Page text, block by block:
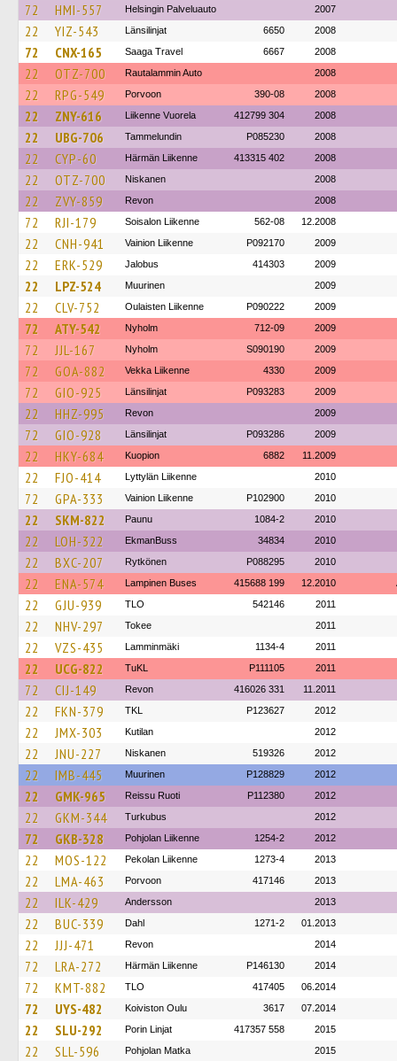
72 HMI-557 Helsingin Palveluauto 2007
22 YIZ-543 Länsilinjat 6650 2008
72 CNX-165 Saaga Travel 6667 2008
22 OTZ-700 Rautalammin Auto 2008
22 RPG-549 Porvoon 390-08 2008
22 ZNY-616 Liikenne Vuorela 412799 304 2008
22 UBG-706 Tammelundin P085230 2008
22 CYP-60 Härmän Liikenne 413315 402 2008
22 OTZ-700 Niskanen 2008
22 ZVY-859 Revon 2008
72 RJI-179 Soisalon Liikenne 562-08 12.2008
22 CNH-941 Vainion Liikenne P092170 2009
22 ERK-529 Jalobus 414303 2009
22 LPZ-524 Muurinen 2009
22 CLV-752 Oulaisten Liikenne P090222 2009
72 ATY-542 Nyholm 712-09 2009
72 JJL-167 Nyholm S090190 2009
72 GOA-882 Vekka Liikenne 4330 2009
72 GIO-925 Länsilinjat P093283 2009
22 HHZ-995 Revon 2009
72 GIO-928 Länsilinjat P093286 2009
22 HKY-684 Kuopion 6882 11.2009
22 FJO-414 Lyttylän Liikenne 2010
72 GPA-333 Vainion Liikenne P102900 2010
22 SKM-822 Paunu 1084-2 2010
22 LOH-322 EkmanBuss 34834 2010
22 BXC-207 Rytkönen P088295 2010
22 ENA-574 Lampinen Buses 415688 199 12.2010
22 GJU-939 TLO 542146 2011
22 NHV-297 Tokee 2011
22 VZS-435 Lamminmäki 1134-4 2011
22 UCG-822 TuKL P111105 2011
72 CIJ-149 Revon 416026 331 11.2011
22 FKN-379 TKL P123627 2012
22 JMX-303 Kutilan 2012
22 JNU-227 Niskanen 519326 2012
22 IMB-445 Muurinen P128829 2012
22 GMK-965 Reissu Ruoti P112380 2012
22 GKM-344 Turkubus 2012
72 GKB-328 Pohjolan Liikenne 1254-2 2012
22 MOS-122 Pekolan Liikenne 1273-4 2013
22 LMA-463 Porvoon 417146 2013
22 ILK-429 Andersson 2013
22 BUC-339 Dahl 1271-2 01.2013
22 JJJ-471 Revon 2014
72 LRA-272 Härmän Liikenne P146130 2014
72 KMT-882 TLO 417405 06.2014
72 UYS-482 Koiviston Oulu 3617 07.2014
22 SLU-292 Porin Linjat 417357 558 2015
22 SLL-596 Pohjolan Matka 2015